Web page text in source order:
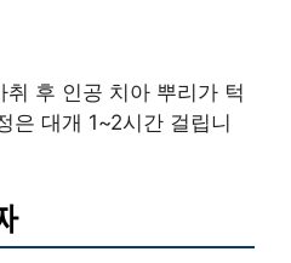
후 인공 치아 뿌리가 턱
은 대개 1~2시간 걸립니